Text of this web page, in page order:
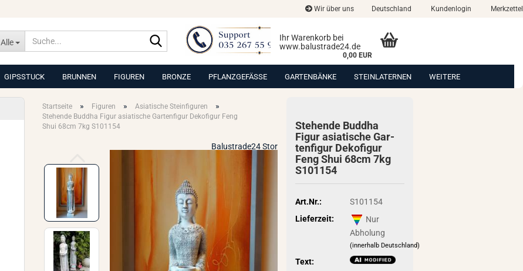
Wir über uns Deutschland Kundenlogin Merkzettel
Alle
Suche...
Ihr Warenkorb bei
www.balustrade24.de
0,00 EUR
GIPSSTUCK BRUNNEN FIGUREN BRONZE PFLANZGEFÄSSE GARTENBÄNKE STEINLATERNEN WEITERE
Startseite » Figuren » Asiatische Steinfiguren »
Stehende Buddha Figur asiatische Gartenfigur Dekofigur Feng
Shui 68cm 7kg S101154
Balustrade24 Stor
Ste­hen­de Bud­dha
Figur asia­ti­sche Gar­
ten­fi­gur De­ko­fi­gur
Feng Shui 68cm 7kg
S101154
Art.Nr.:
S101154
Lieferzeit:
Nur
Abholung
(innerhalb Deutschland)
Text: